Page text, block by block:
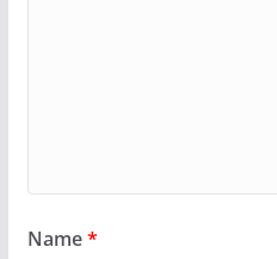
Name*